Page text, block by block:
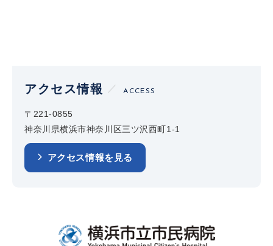
アクセス情報 ACCESS
〒221-0855
神奈川県横浜市神奈川区三ツ沢西町1-1
アクセス情報を見る